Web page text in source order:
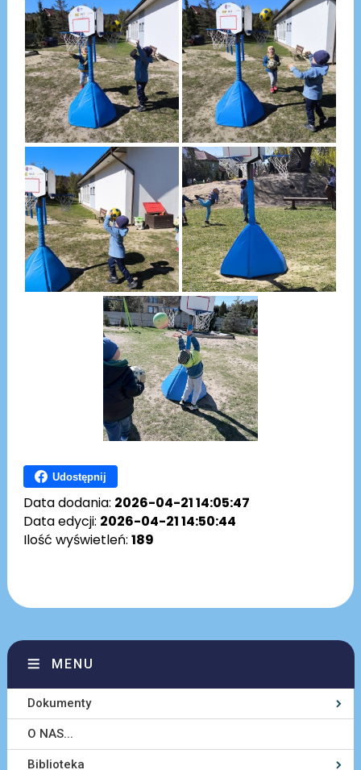
Udostępnij
Data dodania: 2026-04-21 14:05:47
Data edycji: 2026-04-21 14:50:44
Ilość wyświetleń: 189
MENU
Dokumenty
O NAS...
Biblioteka